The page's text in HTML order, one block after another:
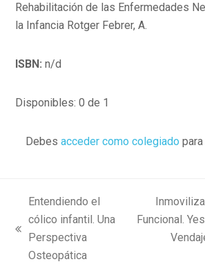
Rehabilitación de las Enfermedades
la Infancia Rotger Febrer, A.
ISBN: n/d
Disponibles: 0 de 1
Debes acceder como colegiado
previous
post:
Entendiendo el
cólico infantil. Una
Perspectiva
Osteopática
Funcional.